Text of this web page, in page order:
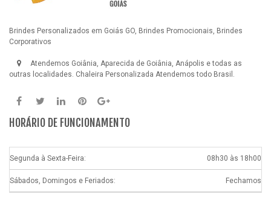
Brindes Personalizados em Goiás GO, Brindes Promocionais, Brindes
Corporativos
Atendemos Goiânia, Aparecida de Goiânia, Anápolis e todas as
outras localidades. Chaleira Personalizada Atendemos todo Brasil.
HORÁRIO DE FUNCIONAMENTO
Segunda à Sexta-Feira: 08h30 às 18h00
Sábados, Domingos e Feriados: Fechamos